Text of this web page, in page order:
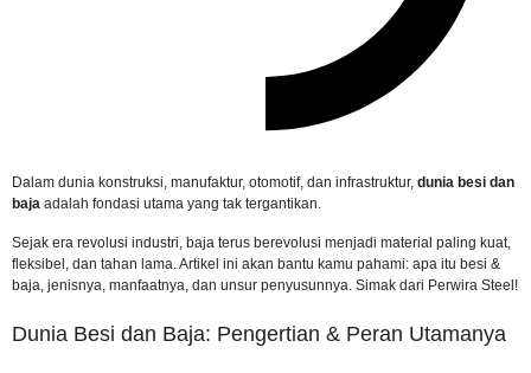
Dalam dunia konstruksi, manufaktur, otomotif, dan infrastruktur, dunia besi dan
baja adalah fondasi utama yang tak tergantikan.
Sejak era revolusi industri, baja terus berevolusi menjadi material paling kuat,
fleksibel, dan tahan lama. Artikel ini akan bantu kamu pahami: apa itu besi &
baja, jenisnya, manfaatnya, dan unsur penyusunnya. Simak dari Perwira Steel!
Dunia Besi dan Baja: Pengertian & Peran Utamanya